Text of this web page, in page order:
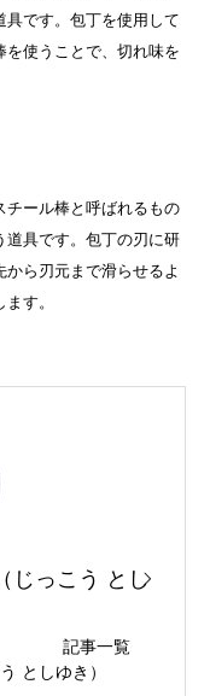
具です。包丁を使用して
を使うことで、切れ味を
ール棒と呼ばれるもの
道具です。包丁の刃に研
ら刃元まで滑らせるよ
す。
じっこう とし
記事一覧
としゆき）